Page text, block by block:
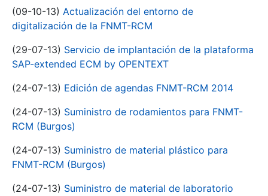
(09-10-13) Actualización del entorno de
digitalización de la FNMT-RCM
(29-07-13) Servicio de implantación de la plataforma
SAP-extended ECM by OPENTEXT
(24-07-13) Edición de agendas FNMT-RCM 2014
(24-07-13) Suministro de rodamientos para FNMT-
RCM (Burgos)
(24-07-13) Suministro de material plástico para
FNMT-RCM (Burgos)
(24-07-13) Suministro de material de laboratorio